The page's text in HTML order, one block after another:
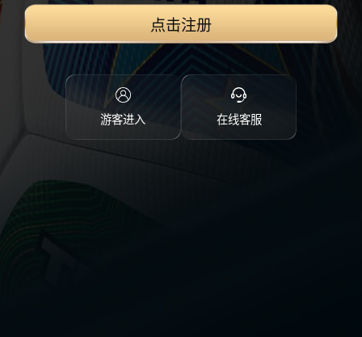
点击注册
游客进入 在线客服